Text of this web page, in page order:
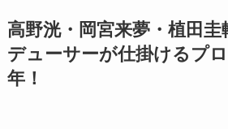
高野洸・岡宮来夢・植田圭
デューサーが仕掛けるプ
年！